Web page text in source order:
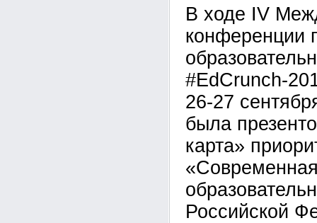
В ходе IV
конференции
#EdCrunch-
26-27
была
карта»
Российской